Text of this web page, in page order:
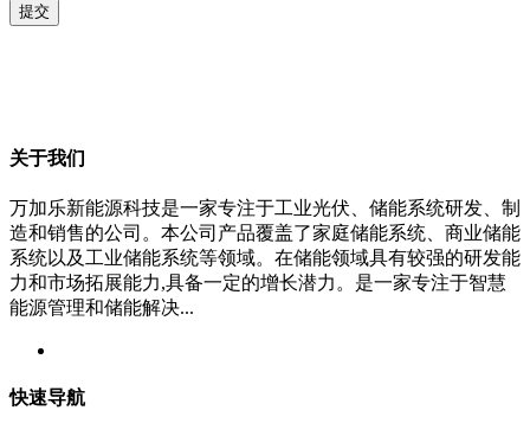
关于我们
万加乐新能源科技是一家专注于工业光伏、储能系统研发、制
造和销售的公司。本公司产品覆盖了家庭储能系统、商业储能
系统以及工业储能系统等领域。在储能领域具有较强的研发能
力和市场拓展能力,具备一定的增长潜力。是一家专注于智慧
能源管理和储能解决...
快速导航